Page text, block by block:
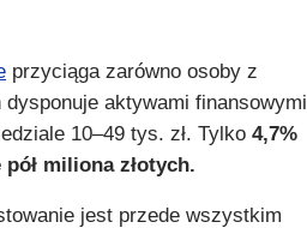
przyciąga zarówno osoby z
dysponuje aktywami finansowymi
10–49 tys. zł. Tylko4,7%
miliona złotych.
jest przede wszystkim